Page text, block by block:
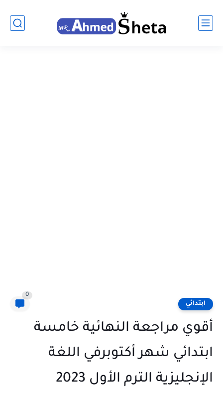
ابتدائي
0
أقوي مراجعة النهائية خامسة
ابتدائي شهر أكتوبرفي اللغة
الإنجليزية الترم الأول 2023